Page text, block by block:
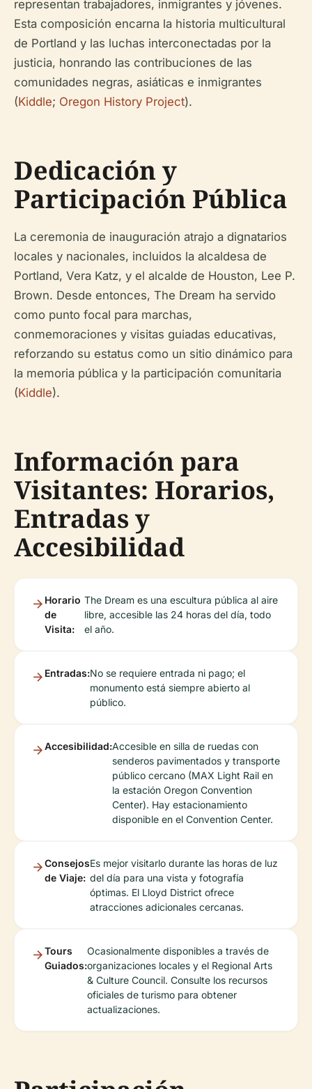
representan trabajadores, inmigrantes y jóvenes.
Esta composición encarna la historia multicultural
de Portland y las luchas interconectadas por la
justicia, honrando las contribuciones de las
comunidades negras, asiáticas e inmigrantes
(Kiddle; Oregon History Project).
Dedicación y
Participación Pública
La ceremonia de inauguración atrajo a dignatarios
locales y nacionales, incluidos la alcaldesa de
Portland, Vera Katz, y el alcalde de Houston, Lee P.
Brown. Desde entonces, The Dream ha servido
como punto focal para marchas,
conmemoraciones y visitas guiadas educativas,
reforzando su estatus como un sitio dinámico para
la memoria pública y la participación comunitaria
(Kiddle).
Información para
Visitantes: Horarios,
Entradas y
Accesibilidad
Horario
de
Visita:
The Dream es una escultura pública al aire
libre, accesible las 24 horas del día, todo
el año.
Entradas:No se requiere entrada ni pago; el
monumento está siempre abierto al
público.
Accesibilidad:Accesible en silla de ruedas con
senderos pavimentados y transporte
público cercano (MAX Light Rail en
la estación Oregon Convention
Center). Hay estacionamiento
disponible en el Convention Center.
Consejos
de Viaje:
Es mejor visitarlo durante las horas de luz
del día para una vista y fotografía
óptimas. El Lloyd District ofrece
atracciones adicionales cercanas.
Tours
Guiados:
Ocasionalmente disponibles a través de
organizaciones locales y el Regional Arts
& Culture Council. Consulte los recursos
oficiales de turismo para obtener
actualizaciones.